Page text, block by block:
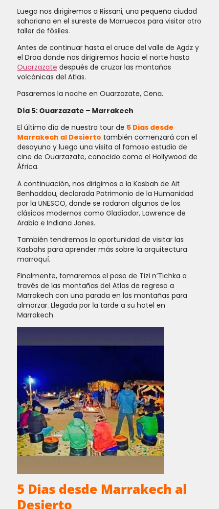
Luego nos dirigiremos a Rissani, una pequeña ciudad
sahariana en el sureste de Marruecos para visitar otro
taller de fósiles.
Antes de continuar hasta el cruce del valle de Agdz y
el Draa donde nos dirigiremos hacia el norte hasta
Ouarzazate después de cruzar las montañas
volcánicas del Atlas.
Pasaremos la noche en Ouarzazate, Cena.
Día 5: Ouarzazate – Marrakech
El último día de nuestro tour de 5 Dias desde
Marrakech al Desierto también comenzará con el
desayuno y luego una visita al famoso estudio de
cine de Ouarzazate, conocido como el Hollywood de
África.
A continuación, nos dirigimos a la Kasbah de Ait
Benhaddou, declarada Patrimonio de la Humanidad
por la UNESCO, donde se rodaron algunos de los
clásicos modernos como Gladiador, Lawrence de
Arabia e Indiana Jones.
También tendremos la oportunidad de visitar las
Kasbahs para aprender más sobre la arquitectura
marroquí.
Finalmente, tomaremos el paso de Tizi n’Tichka a
través de las montañas del Atlas de regreso a
Marrakech con una parada en las montañas para
almorzar. Llegada por la tarde a su hotel en
Marrakech.
5 Dias desde Marrakech al
Desierto